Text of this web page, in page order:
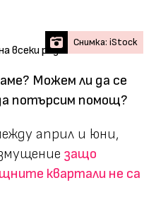
Снимка: iStock
Можем ли да се
потърсим помощ?
април и юни,
защо
квартали не са